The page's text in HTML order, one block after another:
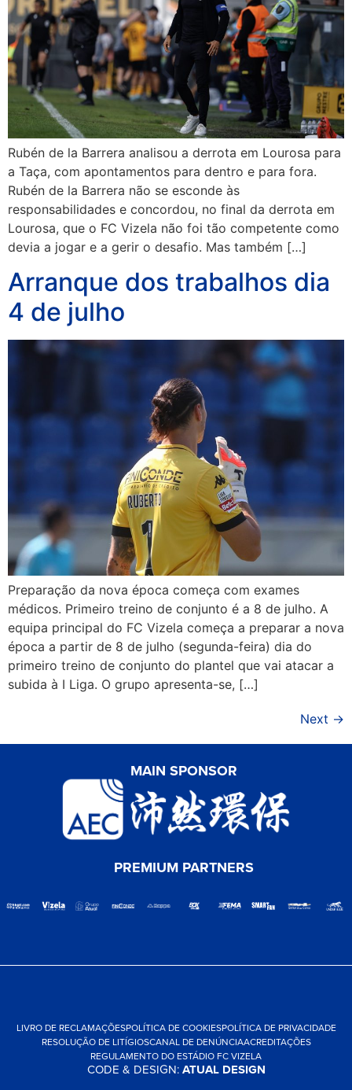
Rubén de la Barrera analisou a derrota em Lourosa para
a Taça, com apontamentos para dentro e para fora.
Rubén de la Barrera não se esconde às
responsabilidades e concordou, no final da derrota em
Lourosa, que o FC Vizela não foi tão competente como
devia a jogar e a gerir o desafio. Mas também […]
Arranque dos trabalhos dia
4 de julho
Preparação da nova época começa com exames
médicos. Primeiro treino de conjunto é a 8 de julho. A
equipa principal do FC Vizela começa a preparar a nova
época a partir de 8 de julho (segunda-feira) dia do
primeiro treino de conjunto do plantel que vai atacar a
subida à I Liga. O grupo apresenta-se, […]
Next →
MAIN SPONSOR
PREMIUM PARTNERS
LIVRO DE RECLAMAÇÕESPOLÍTICA DE COOKIESPOLÍTICA DE PRIVACIDADE
RESOLUÇÃO DE LITÍGIOSCANAL DE DENÚNCIAACREDITAÇÕES
REGULAMENTO DO ESTÁDIO FC VIZELA
CODE & DESIGN:ATUAL DESIGN